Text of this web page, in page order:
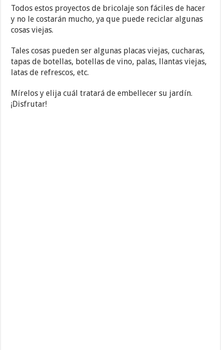
Todos estos proyectos de bricolaje son fáciles de hacer
y no le costarán mucho, ya que puede reciclar algunas
cosas viejas.
Tales cosas pueden ser algunas placas viejas, cucharas,
tapas de botellas, botellas de vino, palas, llantas viejas,
latas de refrescos, etc.
Mírelos y elija cuál tratará de embellecer su jardín.
¡Disfrutar!